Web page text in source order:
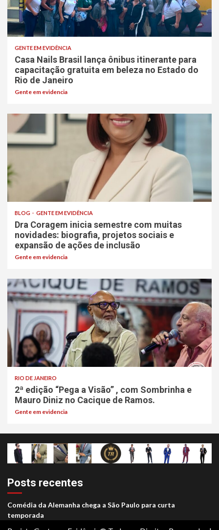
GENTE EM EVIDÊNCIA
Casa Nails Brasil lança ônibus itinerante para
capacitação gratuita em beleza no Estado do
Rio de Janeiro
Gente em evidencia
BLOG GENTE EM EVIDÊNCIA
Dra Coragem inicia semestre com muitas
novidades: biografia, projetos sociais e
expansão de ações de inclusão
Gente em evidencia
RIO DE JANEIRO
2ª edição “Pega a Visão” , com Sombrinha e
Mauro Diniz no Cacique de Ramos.
Gente em evidencia
Posts recentes
Comédia da Alemanha chega a São Paulo para curta
temporada